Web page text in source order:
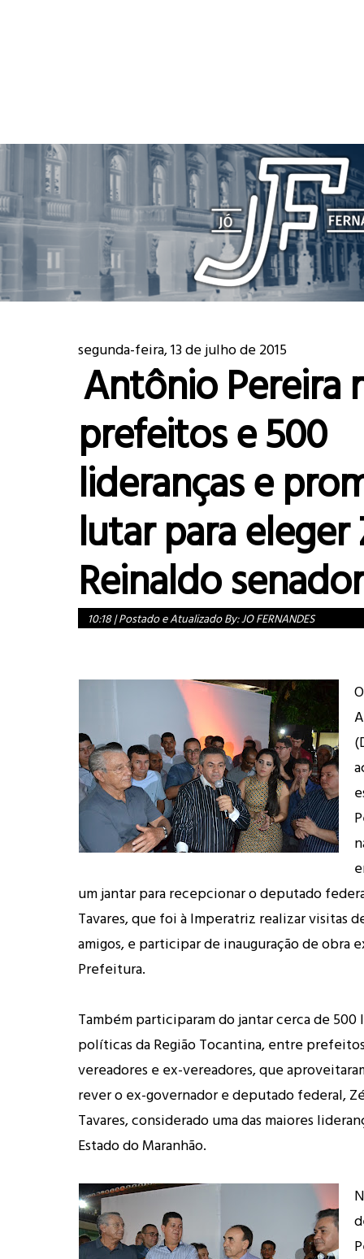
segunda-feira, 13 de julho de 2015
Antônio Pereira
prefeitos e 500
lideranças e
lutar para eleger
Reinaldo senador
10:18|Postado e Atualizado By:JO FERNANDES
um jantar para recepcionar o deputado
Tavares, que foi à Imperatriz realizar visitas
amigos, e participar de inauguração de obra
Prefeitura.
Também participaram do jantar cerca de 500
políticas da Região Tocantina, entre
vereadores e ex-vereadores, que
rever o ex-governador e deputado federal,
Tavares, considerado uma das maiores
Estado do Maranhão.